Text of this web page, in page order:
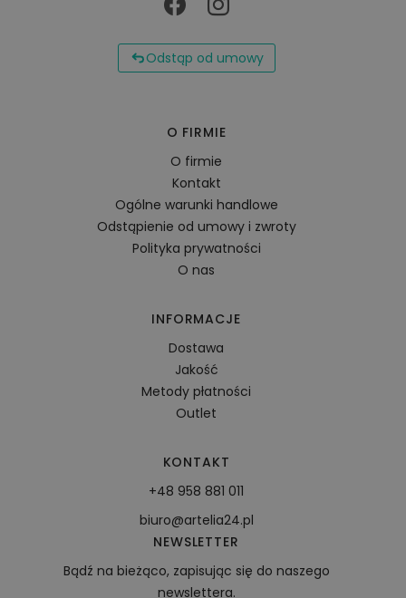
Odstąp od umowy
O FIRMIE
O firmie
Kontakt
Ogólne warunki handlowe
Odstąpienie od umowy i zwroty
Polityka prywatności
O nas
INFORMACJE
Dostawa
Jakość
Metody płatności
Outlet
KONTAKT
+48 958 881 011
biuro@artelia24.pl
NEWSLETTER
Bądź na bieżąco, zapisując się do naszego
newslettera.